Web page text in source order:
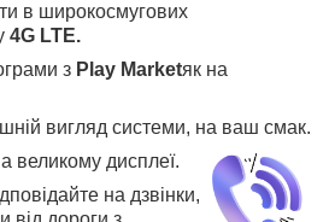
в широкосмугових
4G LTE.
з Play Marketяк на
вигляд системи, на ваш смак.
великому дисплеї.
на дзвінки,